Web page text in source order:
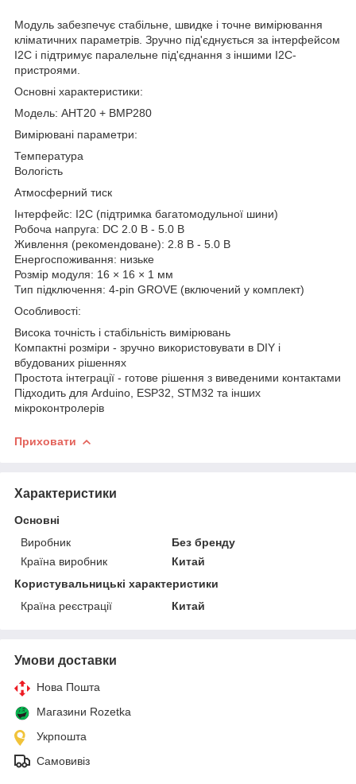
Модуль забезпечує стабільне, швидке і точне вимірювання
кліматичних параметрів. Зручно під'єднується за інтерфейсом
I2C і підтримує паралельне під'єднання з іншими I2C-
пристроями.
Основні характеристики:
Модель: AHT20 + BMP280
Вимірювані параметри:
Температура
Вологість
Атмосферний тиск
Інтерфейс: I2C (підтримка багатомодульної шини)
Робоча напруга: DC 2.0 В - 5.0 В
Живлення (рекомендоване): 2.8 В - 5.0 В
Енергоспоживання: низьке
Розмір модуля: 16 × 16 × 1 мм
Тип підключення: 4-pin GROVE (включений у комплект)
Особливості:
Висока точність і стабільність вимірювань
Компактні розміри - зручно використовувати в DIY і
вбудованих рішеннях
Простота інтеграції - готове рішення з виведеними контактами
Підходить для Arduino, ESP32, STM32 та інших
мікроконтролерів
Приховати
Характеристики
Основні
Виробник
Без бренду
Країна виробник
Китай
Користувальницькі характеристики
Країна реєстрації
Китай
Умови доставки
Нова Пошта
Магазини Rozetka
Укрпошта
Самовивіз